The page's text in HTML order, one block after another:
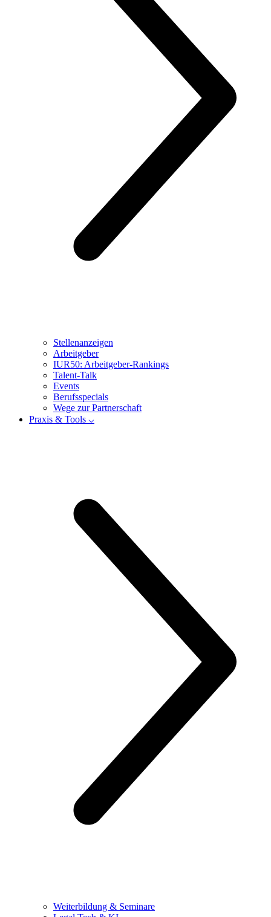
Stellenanzeigen
Arbeitgeber
IUR50: Arbeitgeber-Rankings
Talent-Talk
Events
Berufsspecials
Wege zur Partnerschaft
Praxis & Tools ⌵
Weiterbildung & Seminare